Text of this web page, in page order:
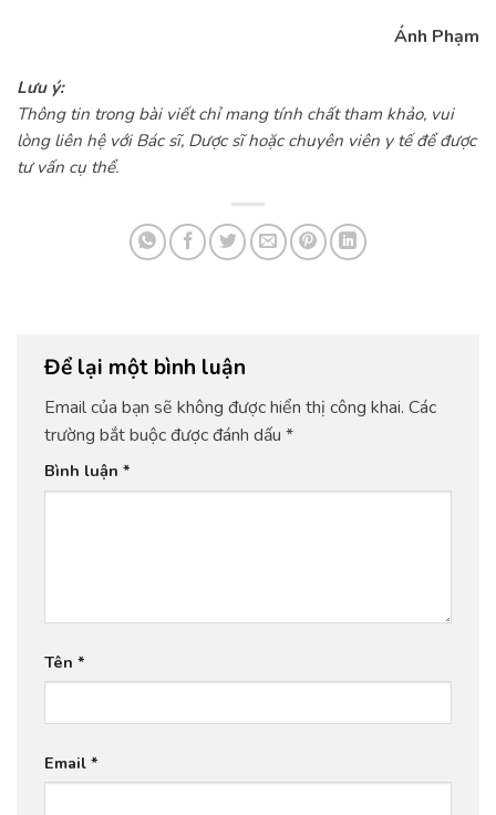
Ánh Phạm
Lưu ý:
Thông tin trong bài viết chỉ mang tính chất tham khảo, vui
lòng liên hệ với Bác sĩ, Dược sĩ hoặc chuyên viên y tế để được
tư vấn cụ thể.
Để lại một bình luận
Email của bạn sẽ không được hiển thị công khai. Các
trường bắt buộc được đánh dấu *
Bình luận *
Tên *
Email *